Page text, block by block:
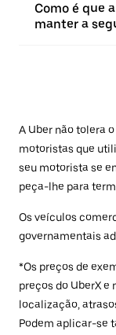
Como é que
manter a
A Uber não tolera
motoristas que
seu motorista se
peça-lhe para
Os veículos
governamentais
*Os preços de
preços do UberX
localização,
Podem aplicar-se